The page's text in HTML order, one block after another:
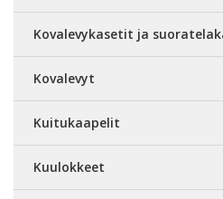
Kovalevykasetit ja
Kovalevyt
Kuitukaapelit
Kuulokkeet